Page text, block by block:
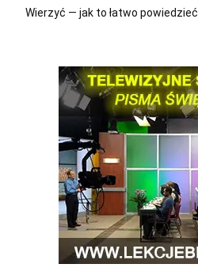
Wierzyć — jak to łatwo powiedzieć